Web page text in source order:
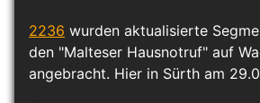
2236 wurden aktualisierte
den "Malteser Hausnotruf" auf
angebracht. Hier in Sürth am